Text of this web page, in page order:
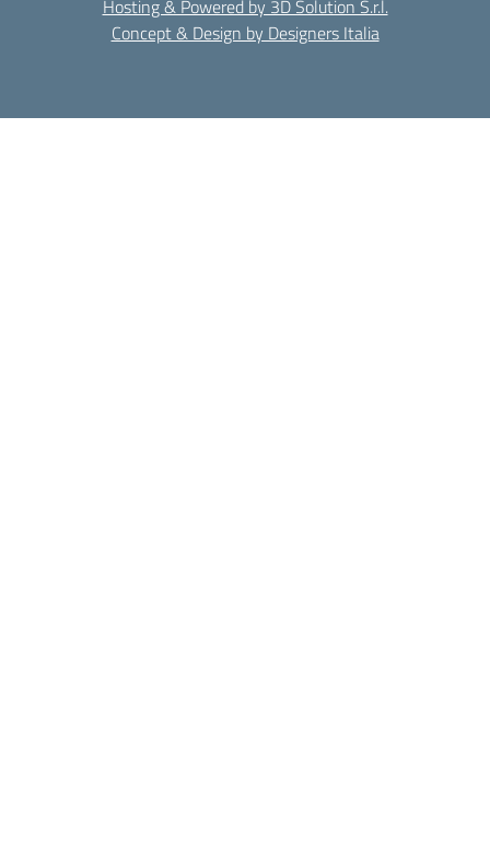
Hosting & Powered by 3D Solution S.r.l.
Concept & Design by Designers Italia